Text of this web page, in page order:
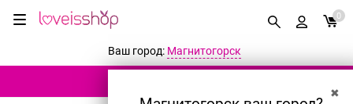
0
Ваш город: Магнитогорск
✖